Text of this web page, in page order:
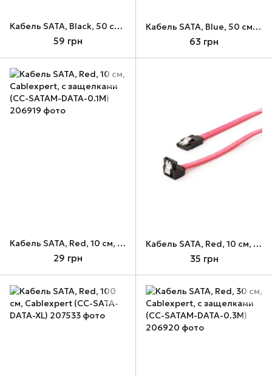
Кабель SATA, Black, 50 см, Voltronic, угловой разъем, с защелками, 2 шт
59 грн
Кабель SATA, Blue, 50 см, Vention, угловой разъем, с защелками (KDDSD)
63 грн
Кабель SATA, Red, 10 см, Cablexpert, с защелками (CC-SATAM-DATA-0.1M)
29 грн
Кабель SATA, Red, 10 см, Cablexpert, угловой разъем, с защелками (CC-SATAM-DATA90-0.1M)
35 грн